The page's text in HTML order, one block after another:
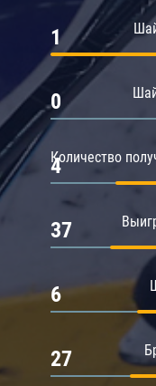
1
0
Количество
4
37
6
27